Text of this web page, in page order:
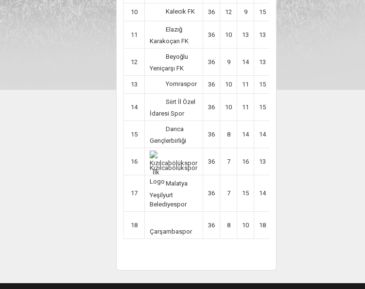
10 Kalecik FK 36 12 9 15 45
11
Elazığ
Karakoçan FK
36 10 13 13
12
Beyoğlu
Yeniçarşı FK
36 9 14 13
13 Yomraspor 36 10 11 15
14
Siirt İl Özel
İdaresi Spor
36 10 11 15
15
Darıca
Gençlerbirliği
36 8 14 14
16
Kızılcabölükspor
36 7 16 13
17
Malatya
Yeşilyurt
Belediyespor
36 7 15 14
18
Çarşambaspor
36 8 10 18